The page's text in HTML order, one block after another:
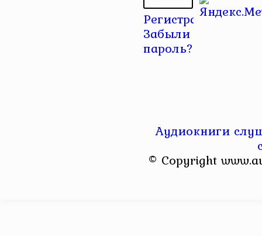
Регистрация |
Забыли
пароль?
Аудиокниги
© Copyright